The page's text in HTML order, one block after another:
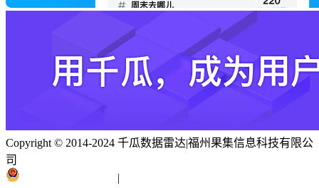
Copyright © 2014-2024 千瓜数据雷达|福州果集信息科技有限公
司
|